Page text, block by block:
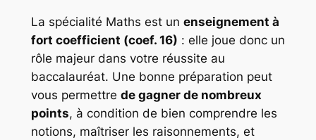
La spécialité Maths est un enseignement à
fort coefficient (coef. 16) : elle joue donc un
rôle majeur dans votre réussite au
baccalauréat. Une bonne préparation peut
vous permettre de gagner de nombreux
points, à condition de bien comprendre les
notions, maîtriser les raisonnements, et